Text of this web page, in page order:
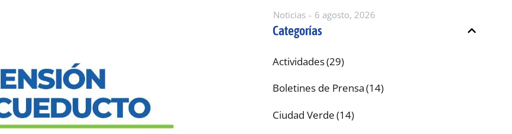
Noticias 6 agosto, 2026
Categorías
Actividades(29)
Boletines de Prensa(14)
Ciudad Verde(14)